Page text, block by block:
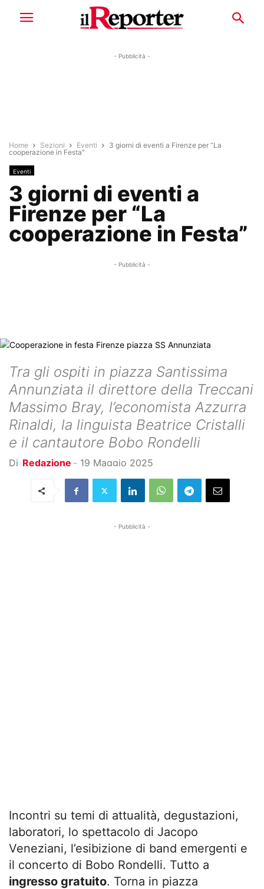
- Pubblicità -
Home Sezioni Eventi
3 giorni di eventi a Firenze per “La
cooperazione in Festa”
Eventi
3 giorni di eventi a
Firenze per “La
cooperazione in Festa”
- Pubblicità -
Tra gli ospiti in piazza Santissima
Annunziata il direttore della Treccani
Massimo Bray, l’economista Azzurra
Rinaldi, la linguista Beatrice Cristalli
e il cantautore Bobo Rondelli
Di Redazione - 19 Maggio 2025
- Pubblicità -
Incontri su temi di attualità, degustazioni,
laboratori, lo spettacolo di Jacopo
Veneziani, l’esibizione di band emergenti e
il concerto di Bobo Rondelli. Tutto a
ingresso gratuito. Torna in piazza